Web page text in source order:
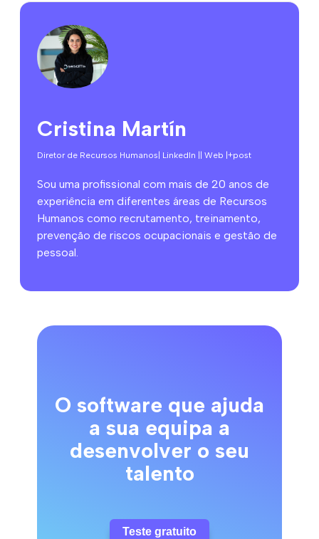
Cristina Martín
Diretor de Recursos Humanos | LinkedIn | | Web | +post
Sou uma profissional com mais de 20 anos de
experiência em diferentes áreas de Recursos
Humanos como recrutamento, treinamento,
prevenção de riscos ocupacionais e gestão de
pessoal.
O software que ajuda
a sua equipa a
desenvolver o seu
talento
Teste gratuito